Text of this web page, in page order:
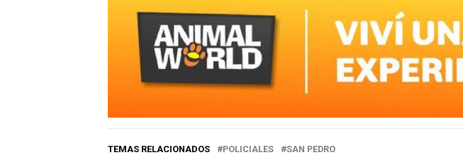
TEMAS RELACIONADOS POLICIALES SAN PEDRO